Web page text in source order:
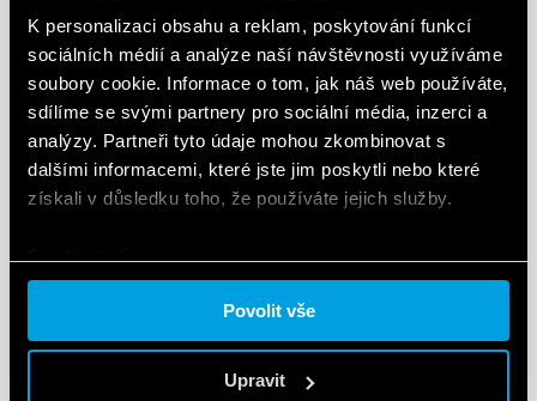
K personalizaci obsahu a reklam, poskytování funkcí
sociálních médií a analýze naší návštěvnosti využíváme
soubory cookie. Informace o tom, jak náš web používáte,
sdílíme se svými partnery pro sociální média, inzerci a
analýzy. Partneři tyto údaje mohou zkombinovat s
dalšími informacemi, které jste jim poskytli nebo které
získali v důsledku toho, že používáte jejich služby.
Povolit vše
Upravit
61373 v částech vibrace a rázy pro kat.1, tř. B a ČSN EN
50155 v částech mráz, suché a vlhké teplo pro tř. TX
cívky DC s rozšířeným pracovním rozsahem
PODROBNOSTI